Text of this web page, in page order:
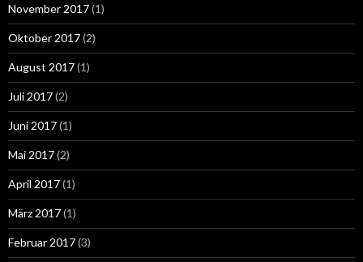
November 2017(1)
Oktober 2017(2)
August 2017(1)
Juli 2017(2)
Juni 2017(1)
Mai 2017(2)
April 2017(1)
März 2017(1)
Februar 2017(3)